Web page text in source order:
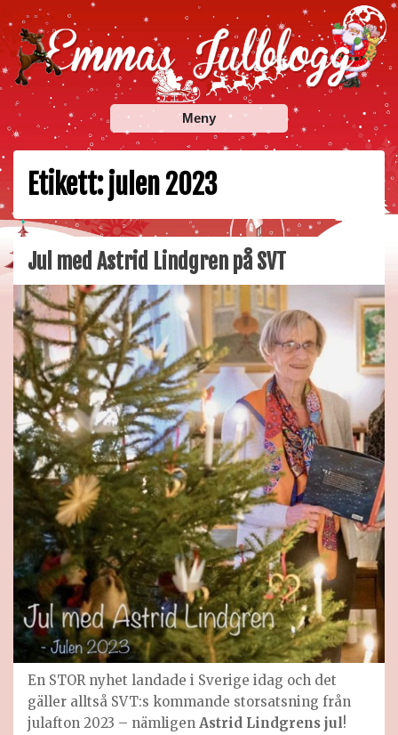
Skip
to
content
Emmas Julblogg
Julbloggar om julnyheter, julklappstips, julkalendrar,
adventskalendrar , julpyssel och julrecept!
Meny
Etikett:julen 2023
Jul med Astrid Lindgren på SVT
En STOR nyhet landade i Sverige idag och det
gäller alltså SVT:s kommande storsatsning från
julafton 2023 – nämligen Astrid Lindgrens jul !